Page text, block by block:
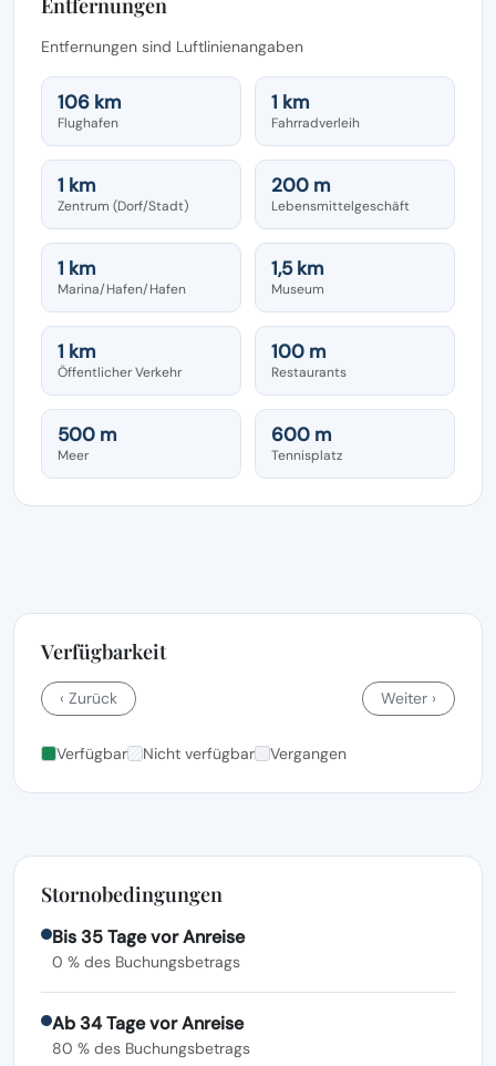
Entfernungen sind Luftlinienangaben
106 km
Flughafen
1 km
Fahrradverleih
1 km
Zentrum (Dorf/Stadt)
200 m
Lebensmittelgeschäft
1 km
Marina/Hafen/Hafen
1,5 km
Museum
1 km
Öffentlicher Verkehr
100 m
Restaurants
500 m
Meer
600 m
Tennisplatz
Verfügbarkeit
‹ Zurück Weiter ›
Verfügbar Nicht verfügbar Vergangen
Stornobedingungen
Bis 35 Tage vor Anreise
0 % des Buchungsbetrags
Ab 34 Tage vor Anreise
80 % des Buchungsbetrags